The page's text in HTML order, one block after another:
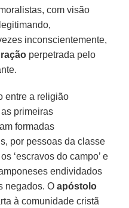
com visão
inconscientemente,
perpetrada pelo
entre a religião
primeiras
formadas
por pessoas da classe
‘escravos do campo’ e
endividados
negados. Oapóstolo
à comunidade cristã